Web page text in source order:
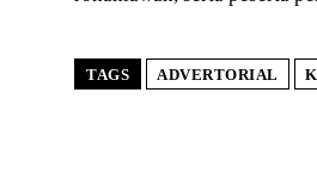
TAGS ADVERTORIAL